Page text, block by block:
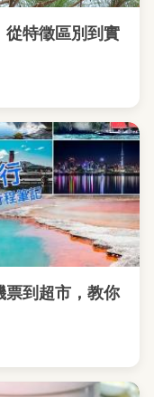
從特徵區別到實
票到超市，教你